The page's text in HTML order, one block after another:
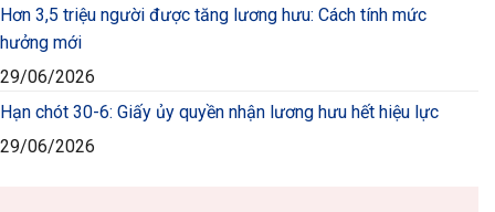
Hơn 3,5 triệu người được tăng lương hưu: Cách tính mức
hưởng mới
29/06/2026
Hạn chót 30-6: Giấy ủy quyền nhận lương hưu hết hiệu lực
29/06/2026